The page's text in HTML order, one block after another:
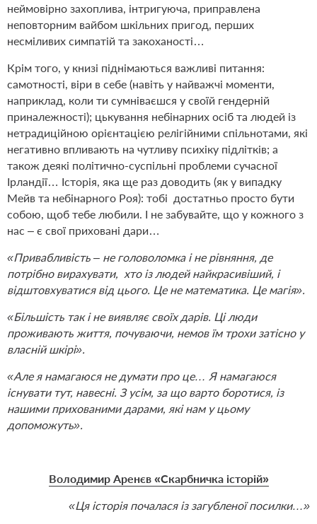
неймовірно захоплива, інтригуюча, приправлена
неповторним вайбом шкільних пригод, перших
несміливих симпатій та закоханості…
Крім того, у книзі піднімаються важливі питання:
самотності, віри в себе (навіть у найважчі моменти,
наприклад, коли ти сумніваєшся у своїй гендерній
приналежності); цькування небінарних осіб та людей із
нетрадиційною орієнтацією релігійними спільнотами, які
негативно впливають на чутливу психіку підлітків; а
також деякі політично-суспільні проблеми сучасної
Ірландії… Історія, яка ще раз доводить (як у випадку
Мейв та небінарного Роя): тобі достатньо просто бути
собою, щоб тебе любили. І не забувайте, що у кожного з
нас – є свої приховані дари…
«Привабливість – не головоломка і не рівняння, де
потрібно вирахувати, хто із людей найкрасивіший, і
відштовхуватися від цього. Це не математика. Це магія».
«Більшість так і не виявляє своїх дарів. Ці люди
проживають життя, почуваючи, немов їм трохи затісно у
власній шкірі».
«Але я намагаюся не думати про це… Я намагаюся
існувати тут, навесні. З усім, за що варто боротися, із
нашими прихованими дарами, які нам у цьому
допоможуть».
Володимир Аренєв «Скарбничка історій»
«Ця історія почалася із загубленої посилки…»